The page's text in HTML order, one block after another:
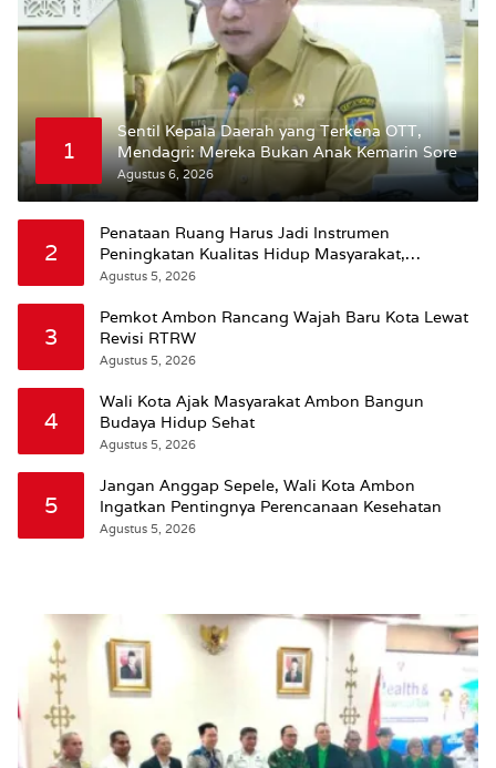
1
Sentil Kepala Daerah yang Terkena OTT,
Mendagri: Mereka Bukan Anak Kemarin Sore
Agustus 6, 2026
2
Penataan Ruang Harus Jadi Instrumen
Peningkatan Kualitas Hidup Masyarakat,
Wattimena: Revisi RT-RW Ditetapkan Pemkot
Agustus 5, 2026
3
Pemkot Ambon Rancang Wajah Baru Kota Lewat
Revisi RTRW
Agustus 5, 2026
4
Wali Kota Ajak Masyarakat Ambon Bangun
Budaya Hidup Sehat
Agustus 5, 2026
5
Jangan Anggap Sepele, Wali Kota Ambon
Ingatkan Pentingnya Perencanaan Kesehatan
Agustus 5, 2026